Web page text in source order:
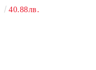
40.88лв.